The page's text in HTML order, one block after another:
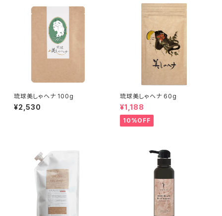
琉球美しゃヘナ 100g
¥2,530
琉球美しゃヘナ 60g
¥1,188
10%OFF